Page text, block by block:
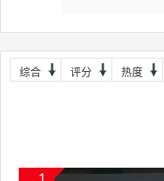
综合 评分 热度